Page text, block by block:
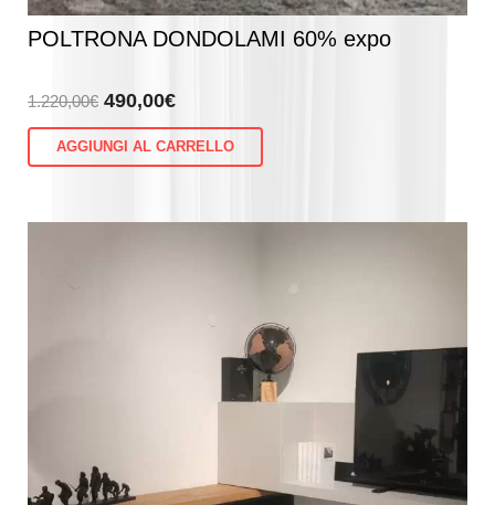
POLTRONA DONDOLAMI 60% expo
1.220,00€ Il
prezzo
originale
490,00€Il
prezzo
attuale
AGGIUNGI AL CARRELLO